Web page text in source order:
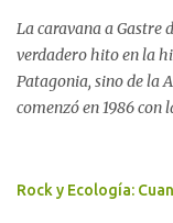
La caravana a Gastre
verdadero hito en la
Patagonia, sino de la
comenzó en 1986 con
proyecto legislativo
Rock y Ecología: